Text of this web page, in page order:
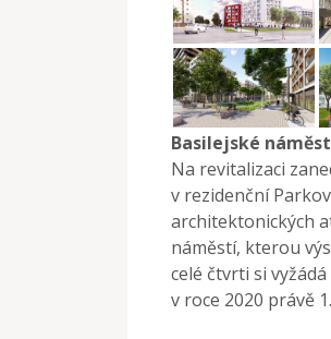
Basilejské
Na revitalizaci
v rezidenční
architektonických
náměstí, kterou
celé čtvrti si
v roce 2020 právě